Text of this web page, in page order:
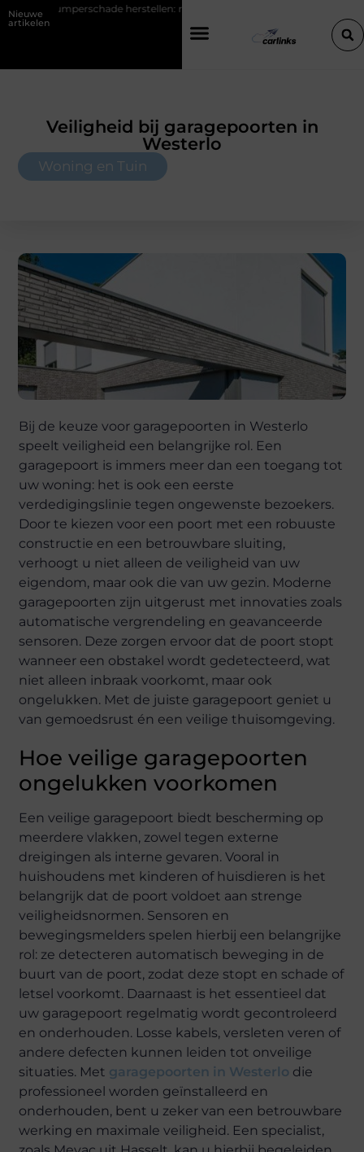
Nieuwe
artikelen
herstellen: repareren of de bumper vervangen?
Veiligheid bij garagepoorten in
Westerlo
Woning en Tuin
Bij de keuze voor garagepoorten in Westerlo
speelt veiligheid een belangrijke rol. Een
garagepoort is immers meer dan een toegang tot
uw woning: het is ook een eerste
verdedigingslinie tegen ongewenste bezoekers.
Door te kiezen voor een poort met een robuuste
constructie en een betrouwbare sluiting,
verhoogt u niet alleen de veiligheid van uw
eigendom, maar ook die van uw gezin. Moderne
garagepoorten zijn uitgerust met innovaties zoals
automatische vergrendeling en geavanceerde
sensoren. Deze zorgen ervoor dat de poort stopt
wanneer een obstakel wordt gedetecteerd, wat
niet alleen inbraak voorkomt, maar ook
ongelukken. Met de juiste garagepoort geniet u
van gemoedsrust én een veilige thuisomgeving.
Hoe veilige garagepoorten
ongelukken voorkomen
Een veilige garagepoort biedt bescherming op
meerdere vlakken, zowel tegen externe
dreigingen als interne gevaren. Vooral in
huishoudens met kinderen of huisdieren is het
belangrijk dat de poort voldoet aan strenge
veiligheidsnormen. Sensoren en
bewegingsmelders spelen hierbij een belangrijke
rol: ze detecteren automatisch beweging in de
buurt van de poort, zodat deze stopt en schade of
letsel voorkomt. Daarnaast is het essentieel dat
uw garagepoort regelmatig wordt gecontroleerd
en onderhouden. Losse kabels, versleten veren of
andere defecten kunnen leiden tot onveilige
situaties. Met garagepoorten in Westerlo die
professioneel worden geïnstalleerd en
onderhouden, bent u zeker van een betrouwbare
werking en maximale veiligheid. Een specialist,